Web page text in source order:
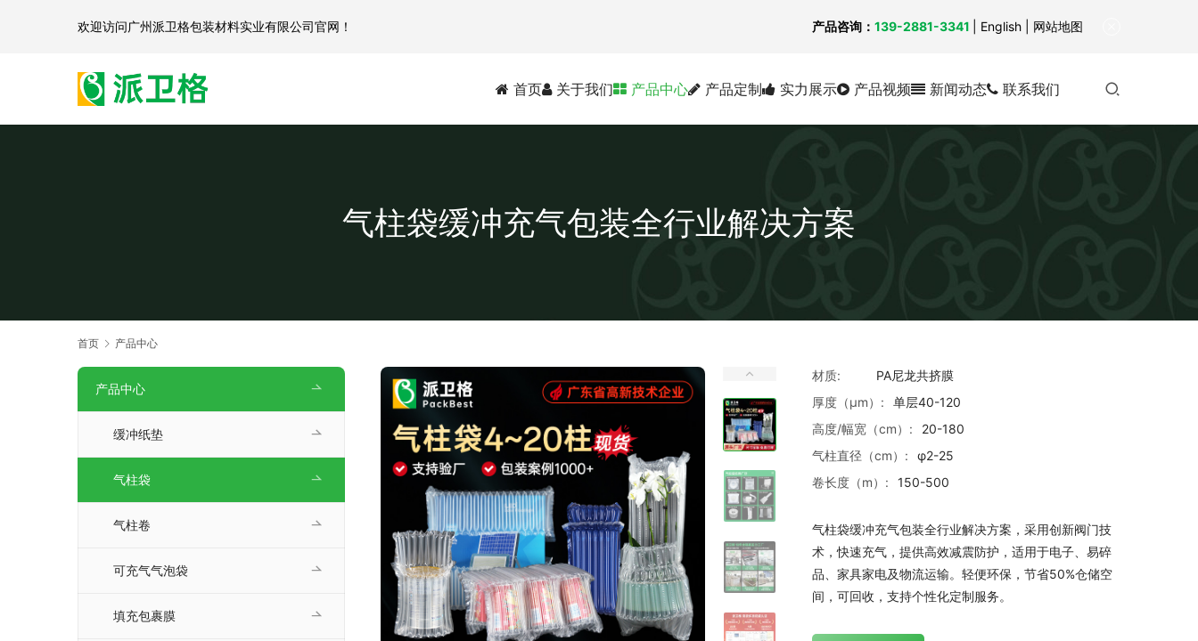
首页 关于我们 产品中心 产品定制 实力展示 产品视频 新闻动态 联系我们
气柱袋缓冲充气包装全行业解决方案
首页 产品中心
材质:
PA尼龙共挤膜
厚度（μm）:
单层40-120
高度/幅宽（cm）:
20-180
气柱直径（cm）:
φ2-25
卷长度（m）:
150-500
气柱袋缓冲充气包装全行业解决方案，采用创新阀门技
术，快速充气，提供高效减震防护，适用于电子、易碎
品、家具家电及物流运输。轻便环保，节省50%仓储空
间，可回收，支持个性化定制服务。
产品中心
缓冲纸垫
气柱袋
气柱卷
可充气气泡袋
填充包裹膜
欢迎访问广州派卫格包装材料实业有限公司官网 ！ 产品咨询： 139-2881-3341 English | 网站地图